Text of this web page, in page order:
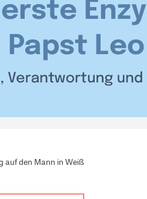
auf den Mann in Weiß